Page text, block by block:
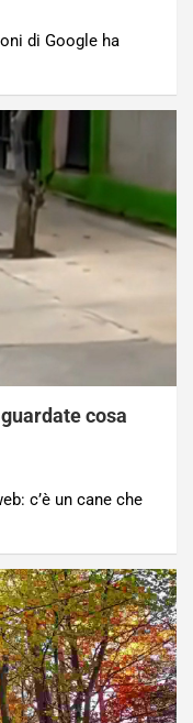
di Google ha
cosa
c’è un cane che